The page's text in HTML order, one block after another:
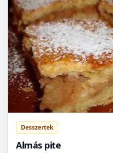
Desszertek
Almás pite